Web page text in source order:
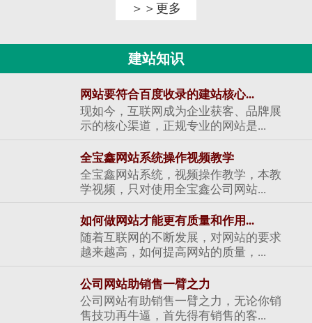
＞＞更多
建站知识
网站要符合百度收录的建站核心...
现如今，互联网成为企业获客、品牌展
示的核心渠道，正规专业的网站是...
全宝鑫网站系统操作视频教学
全宝鑫网站系统，视频操作教学，本教
学视频，只对使用全宝鑫公司网站...
如何做网站才能更有质量和作用...
随着互联网的不断发展，对网站的要求
越来越高，如何提高网站的质量，...
公司网站助销售一臂之力
公司网站有助销售一臂之力，无论你销
售技功再牛逼，首先得有销售的客...